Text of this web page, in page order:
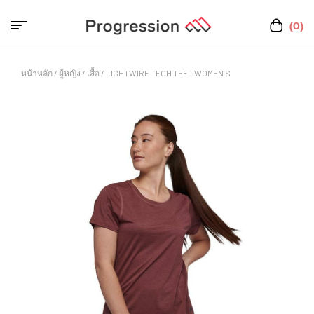
(0)
หน้าหลัก / ผู้หญิง / เสื้อ / LIGHTWIRE TECH TEE – WOMEN’S